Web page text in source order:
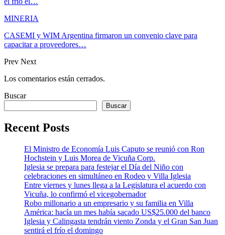
MINERIA
CASEMI y WIM Argentina firmaron un convenio clave para
capacitar a proveedores…
Prev Next
Los comentarios están cerrados.
Buscar
Buscar
Recent Posts
El Ministro de Economía Luis Caputo se reunió con Ron
Hochstein y Luis Morea de Vicuña Corp.
Iglesia se prepara para festejar el Día del Niño con
celebraciones en simultáneo en Rodeo y Villa Iglesia
Entre viernes y lunes llega a la Legislatura el acuerdo con
Vicuña, lo confirmó el vicegobernador
Robo millonario a un empresario y su familia en Villa
América: hacía un mes había sacado US$25.000 del banco
Iglesia y Calingasta tendrán viento Zonda y el Gran San Juan
sentirá el frío el domingo